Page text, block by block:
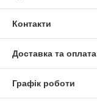
Контакти
Доставка та оплата
Графік роботи